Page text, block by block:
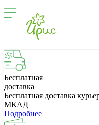
Бесплатная
доставка
Бесплатная доставка
МКАД
Подробнее